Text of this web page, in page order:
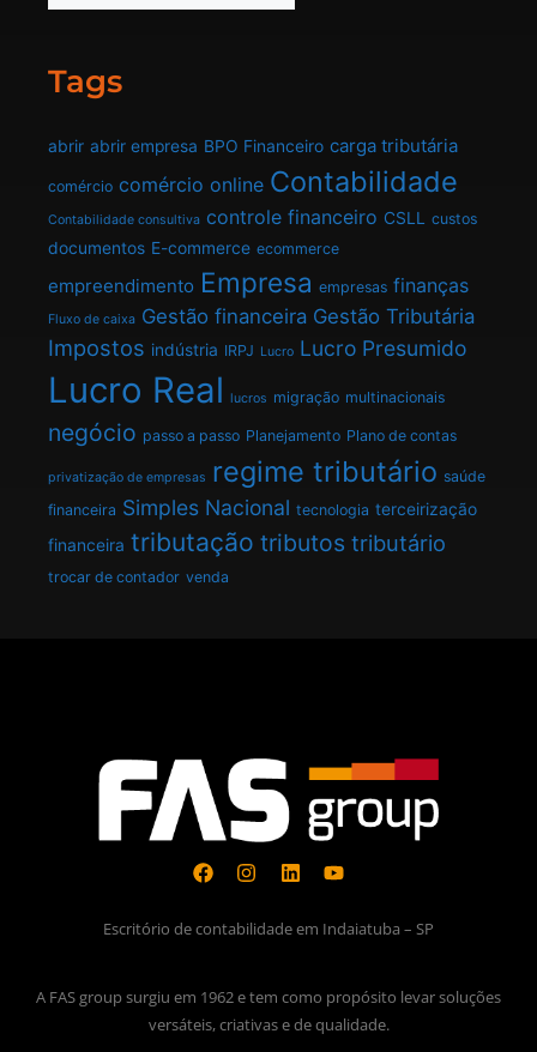
Tags
abrir abrir empresa BPO Financeiro carga tributária
comércio comércio online Contabilidade
Contabilidade consultiva controle financeiro CSLL custos
documentos E-commerce ecommerce
empreendimento Empresa empresas finanças
Fluxo de caixa Gestão financeira Gestão Tributária
Impostos indústria IRPJ Lucro Lucro Presumido
Lucro Real lucros migração multinacionais
negócio passo a passo Planejamento Plano de contas
privatização de empresas regime tributário saúde
financeira Simples Nacional tecnologia terceirização
financeira tributação tributos tributário
trocar de contador venda
Escritório de contabilidade em Indaiatuba – SP
A FAS group surgiu em 1962 e tem como propósito levar soluções
versáteis, criativas e de qualidade.